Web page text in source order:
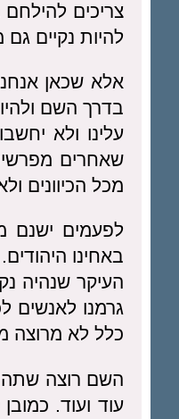
צריכים
להיות נקיים
אלא שכאן
בדרך השם
עלינו ולא
שאחרים
מכל הכיוונים
לפעמים ישנם
באחינו
העיקר שנהיה
גרמנו לאנשים
כלל לא מרוצה
השם רוצה
עוד ועוד.